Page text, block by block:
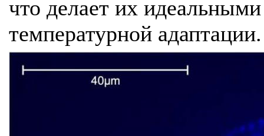
что делает их
температурной адаптации.